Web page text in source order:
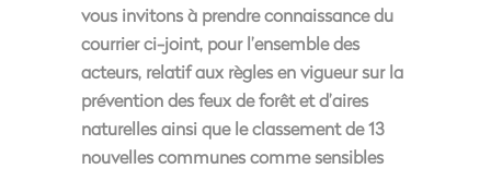
vous invitons à prendre connaissance du
courrier ci-joint, pour l’ensemble des
acteurs, relatif aux règles en vigueur sur la
prévention des feux de forêt et d’aires
naturelles ainsi que le classement de 13
nouvelles communes comme sensibles